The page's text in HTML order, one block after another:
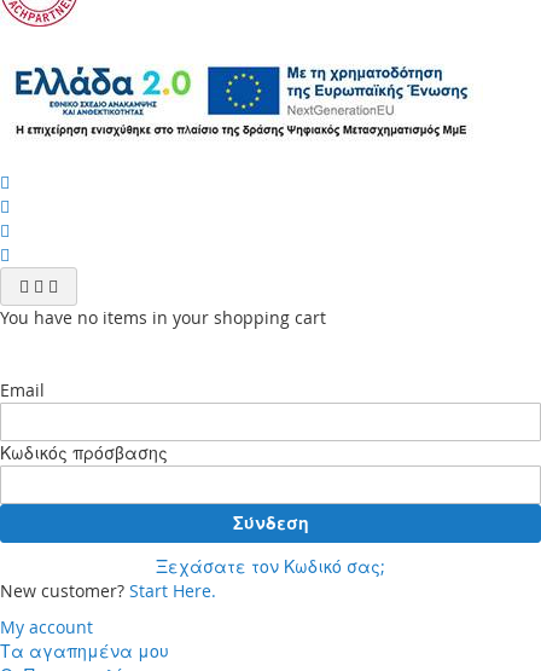
You have no items in your shopping cart
Email
Κωδικός πρόσβασης
Σύνδεση
Ξεχάσατε τον Κωδικό σας;
New customer? Start Here.
My account
Τα αγαπημένα μου